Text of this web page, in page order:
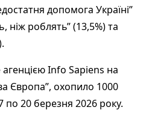
допомога Україні”
ніж роблять” (13,5%) та
Info Sapiens на
Європа”, охопило 1000
по 20 березня 2026 року.